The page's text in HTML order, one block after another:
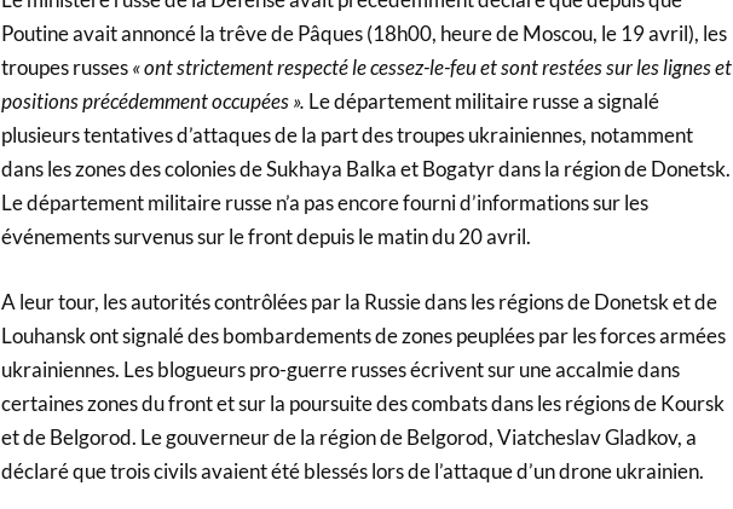
Poutine avait annoncé la trêve de Pâques (18h00, heure de Moscou, le 19 avril), les
troupes russes« ont strictement respecté le cessez-le-feu et sont restées sur les lignes et
positions précédemment occupées ». Le département militaire russe a signalé
plusieurs tentatives d’attaques de la part des troupes ukrainiennes, notamment
dans les zones des colonies de Sukhaya Balka et Bogatyr dans la région de Donetsk.
Le département militaire russe n’a pas encore fourni d’informations sur les
événements survenus sur le front depuis le matin du 20 avril.
A leur tour, les autorités contrôlées par la Russie dans les régions de Donetsk et de
Louhansk ont ​​signalé des bombardements de zones peuplées par les forces armées
ukrainiennes. Les blogueurs pro-guerre russes écrivent sur une accalmie dans
certaines zones du front et sur la poursuite des combats dans les régions de Koursk
et de Belgorod. Le gouverneur de la région de Belgorod, Viatcheslav Gladkov, a
déclaré que trois civils avaient été blessés lors de l’attaque d’un drone ukrainien.